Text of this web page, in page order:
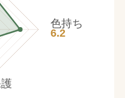
色持ち
6.2